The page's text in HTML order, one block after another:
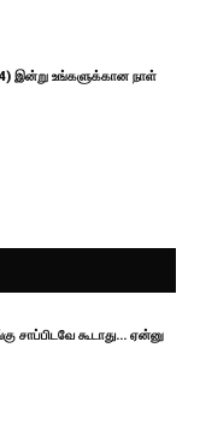
இன்று உங்களுக்கான நாள்
சாப்பிடவே கூடாது… ஏன்னு